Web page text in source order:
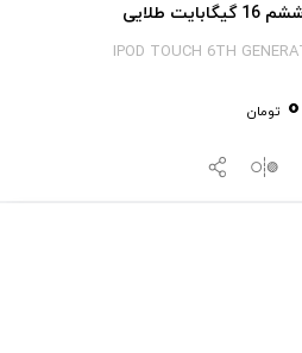
طلایی
IPOD TOUCH 6TH
0 تومان